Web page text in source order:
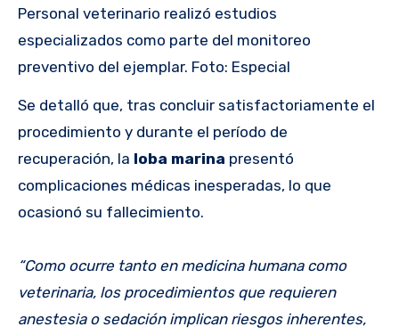
Personal veterinario realizó estudios
especializados como parte del monitoreo
preventivo del ejemplar. Foto: Especial
Se detalló que, tras concluir satisfactoriamente el
procedimiento y durante el período de
recuperación, la loba marina presentó
complicaciones médicas inesperadas, lo que
ocasionó su fallecimiento.
“Como ocurre tanto en medicina humana como
veterinaria, los procedimientos que requieren
anestesia o sedación implican riesgos inherentes,